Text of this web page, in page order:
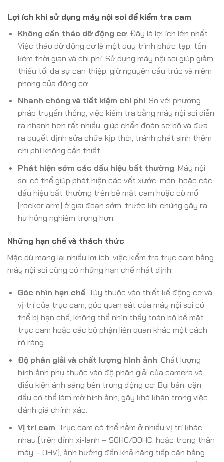
Lợi ích khi sử dụng máy nội soi để kiểm tra cam
Không cần tháo dỡ động cơ: Đây là lợi ích lớn nhất.
Việc tháo dỡ động cơ là một quy trình phức tạp, tốn
kém thời gian và chi phí. Sử dụng máy nội soi giúp giảm
thiểu tối đa sự can thiệp, giữ nguyên cấu trúc và niêm
phong của động cơ.
Nhanh chóng và tiết kiệm chi phí: So với phương
pháp truyền thống, việc kiểm tra bằng máy nội soi diễn
ra nhanh hơn rất nhiều, giúp chẩn đoán sơ bộ và đưa
ra quyết định sửa chữa kịp thời, tránh phát sinh thêm
chi phí không cần thiết.
Phát hiện sớm các dấu hiệu bất thường: Máy nội
soi có thể giúp phát hiện các vết xước, mòn, hoặc các
dấu hiệu bất thường trên bề mặt cam hoặc cò mổ
(rocker arm) ở giai đoạn sớm, trước khi chúng gây ra
hư hỏng nghiêm trọng hơn.
Những hạn chế và thách thức
Mặc dù mang lại nhiều lợi ích, việc kiểm tra trục cam bằng
máy nội soi cũng có những hạn chế nhất định:
Góc nhìn hạn chế: Tùy thuộc vào thiết kế động cơ và
vị trí của trục cam, góc quan sát của máy nội soi có
thể bị hạn chế, không thể nhìn thấy toàn bộ bề mặt
trục cam hoặc các bộ phận liên quan khác một cách
rõ ràng.
Độ phân giải và chất lượng hình ảnh: Chất lượng
hình ảnh phụ thuộc vào độ phân giải của camera và
điều kiện ánh sáng bên trong động cơ. Bụi bẩn, cặn
dầu có thể làm mờ hình ảnh, gây khó khăn trong việc
đánh giá chính xác.
Vị trí cam: Trục cam có thể nằm ở nhiều vị trí khác
nhau (trên đỉnh xi-lanh – SOHC/DOHC, hoặc trong thân
máy – OHV), ảnh hưởng đến khả năng tiếp cận bằng